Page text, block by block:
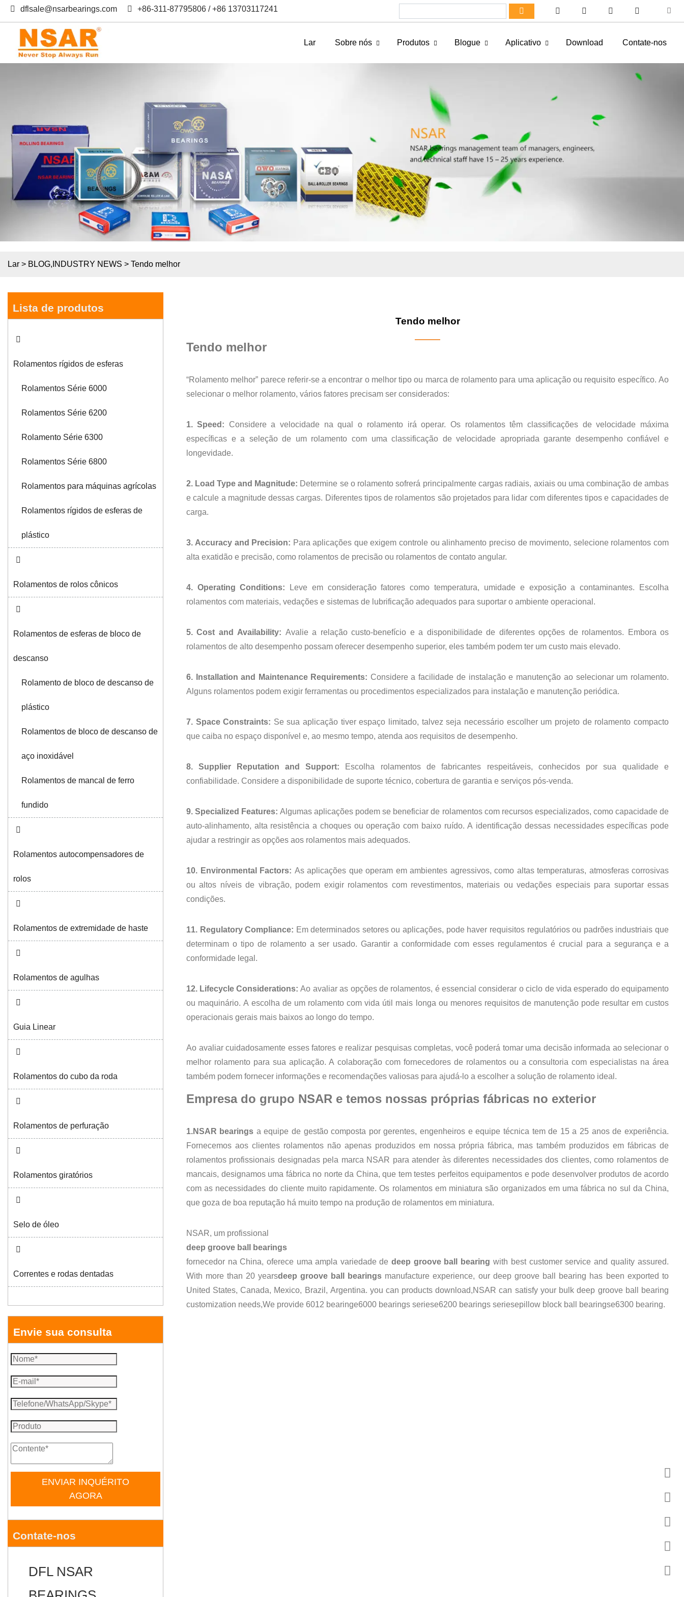
dflsale@nsarbearings.com +86-311-87795806 / +86 13703117241
Lar Sobre nós Produtos Blogue Aplicativo Download Contate-nos
Lar > BLOG, INDUSTRY NEWS > Tendo melhor
Lista de produtos
Rolamentos rígidos de esferas
Rolamentos Série 6000
Rolamentos Série 6200
Rolamento Série 6300
Rolamentos Série 6800
Rolamentos para máquinas agrícolas
Rolamentos rígidos de esferas de
plástico
Rolamentos de rolos cônicos
Rolamentos de esferas de bloco de
descanso
Rolamento de bloco de descanso de
plástico
Rolamentos de bloco de descanso de
aço inoxidável
Rolamentos de mancal de ferro
fundido
Rolamentos autocompensadores de
rolos
Rolamentos de extremidade de haste
Rolamentos de agulhas
Guia Linear
Rolamentos do cubo da roda
Rolamentos de perfuração
Rolamentos giratórios
Selo de óleo
Correntes e rodas dentadas
Envie sua consulta
ENVIAR INQUÉRITO
AGORA
Contate-nos
DFL NSAR
Tendo melhor
Tendo melhor
“Rolamento melhor” parece referir-se a encontrar o melhor tipo ou marca de rolamento para uma aplicação ou requisito específico. Ao
selecionar o melhor rolamento, vários fatores precisam ser considerados:
1. Speed: Considere a velocidade na qual o rolamento irá operar. Os rolamentos têm classificações de velocidade máxima
específicas e a seleção de um rolamento com uma classificação de velocidade apropriada garante desempenho confiável e
longevidade.
2. Load Type and Magnitude: Determine se o rolamento sofrerá principalmente cargas radiais, axiais ou uma combinação de ambas
e calcule a magnitude dessas cargas. Diferentes tipos de rolamentos são projetados para lidar com diferentes tipos e capacidades de
carga.
3. Accuracy and Precision: Para aplicações que exigem controle ou alinhamento preciso de movimento, selecione rolamentos com
alta exatidão e precisão, como rolamentos de precisão ou rolamentos de contato angular.
4. Operating Conditions: Leve em consideração fatores como temperatura, umidade e exposição a contaminantes. Escolha
rolamentos com materiais, vedações e sistemas de lubrificação adequados para suportar o ambiente operacional.
5. Cost and Availability: Avalie a relação custo-benefício e a disponibilidade de diferentes opções de rolamentos. Embora os
rolamentos de alto desempenho possam oferecer desempenho superior, eles também podem ter um custo mais elevado.
6. Installation and Maintenance Requirements: Considere a facilidade de instalação e manutenção ao selecionar um rolamento.
Alguns rolamentos podem exigir ferramentas ou procedimentos especializados para instalação e manutenção periódica.
7. Space Constraints: Se sua aplicação tiver espaço limitado, talvez seja necessário escolher um projeto de rolamento compacto
que caiba no espaço disponível e, ao mesmo tempo, atenda aos requisitos de desempenho.
8. Supplier Reputation and Support: Escolha rolamentos de fabricantes respeitáveis, conhecidos por sua qualidade e
confiabilidade. Considere a disponibilidade de suporte técnico, cobertura de garantia e serviços pós-venda.
9. Specialized Features: Algumas aplicações podem se beneficiar de rolamentos com recursos especializados, como capacidade de
auto-alinhamento, alta resistência a choques ou operação com baixo ruído. A identificação dessas necessidades específicas pode
ajudar a restringir as opções aos rolamentos mais adequados.
10. Environmental Factors: As aplicações que operam em ambientes agressivos, como altas temperaturas, atmosferas corrosivas
ou altos níveis de vibração, podem exigir rolamentos com revestimentos, materiais ou vedações especiais para suportar essas
condições.
11. Regulatory Compliance: Em determinados setores ou aplicações, pode haver requisitos regulatórios ou padrões industriais que
determinam o tipo de rolamento a ser usado. Garantir a conformidade com esses regulamentos é crucial para a segurança e a
conformidade legal.
12. Lifecycle Considerations: Ao avaliar as opções de rolamentos, é essencial considerar o ciclo de vida esperado do equipamento
ou maquinário. A escolha de um rolamento com vida útil mais longa ou menores requisitos de manutenção pode resultar em custos
operacionais gerais mais baixos ao longo do tempo.
Ao avaliar cuidadosamente esses fatores e realizar pesquisas completas, você poderá tomar uma decisão informada ao selecionar o
melhor rolamento para sua aplicação. A colaboração com fornecedores de rolamentos ou a consultoria com especialistas na área
também podem fornecer informações e recomendações valiosas para ajudá-lo a escolher a solução de rolamento ideal.
Empresa do grupo NSAR e temos nossas próprias fábricas no exterior
1.NSAR bearings a equipe de gestão composta por gerentes, engenheiros e equipe técnica tem de 15 a 25 anos de experiência.
Fornecemos aos clientes rolamentos não apenas produzidos em nossa própria fábrica, mas também produzidos em fábricas de
rolamentos profissionais designadas pela marca NSAR para atender às diferentes necessidades dos clientes, como rolamentos de
mancais, designamos uma fábrica no norte da China, que tem testes perfeitos equipamentos e pode desenvolver produtos de acordo
com as necessidades do cliente muito rapidamente. Os rolamentos em miniatura são organizados em uma fábrica no sul da China,
que goza de boa reputação há muito tempo na produção de rolamentos em miniatura.
NSAR, um profissional
deep groove ball bearings
fornecedor na China, oferece uma ampla variedade de deep groove ball bearing with best customer service and quality assured.
With more than 20 yearsdeep groove ball bearings manufacture experience, our deep groove ball bearing has been exported to
United States, Canada, Mexico, Brazil, Argentina. you can products download,NSAR can satisfy your bulk deep groove ball bearing
customization needs,We provide 6012 bearinge6000 bearings seriese6200 bearings seriesepillow block ball bearingse6300 bearing.